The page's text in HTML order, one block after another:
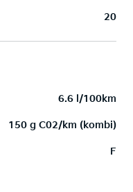
20
6.6 l/100km
150 g C02/km (kombi)
F